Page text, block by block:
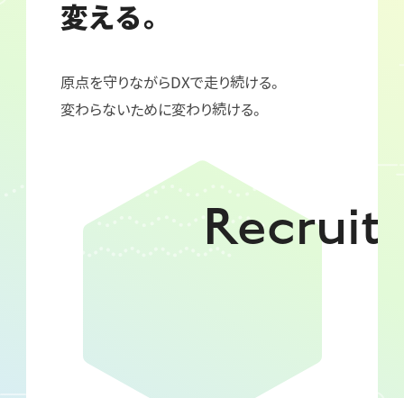
変える。
原点を守りながらDXで走り続ける。
変わらないために変わり続ける。
Recruit